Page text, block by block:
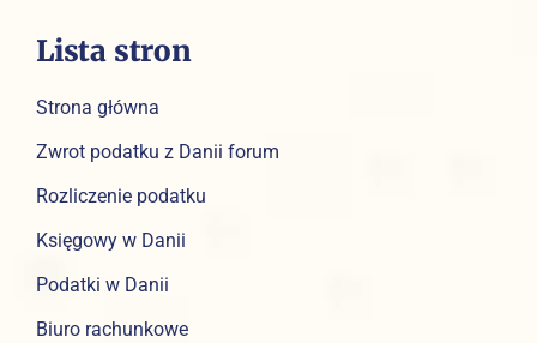
Lista stron
Strona główna
Zwrot podatku z Danii forum
Rozliczenie podatku
Księgowy w Danii
Podatki w Danii
Biuro rachunkowe